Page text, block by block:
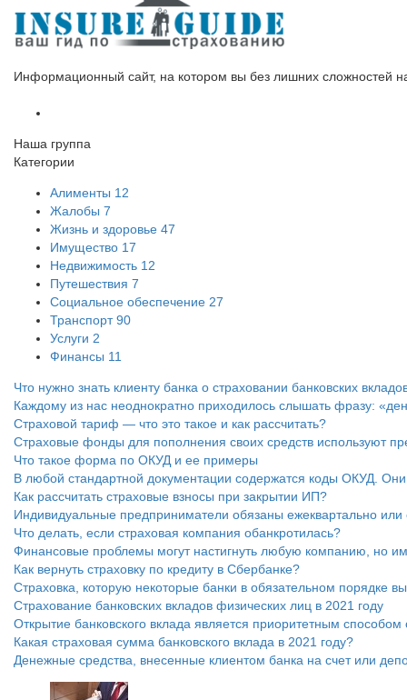
Информационный сайт, на котором вы без лишних сложностей
Наша группа
Категории
Алименты 12
Жалобы 7
Жизнь и здоровье 47
Имущество 17
Недвижимость 12
Путешествия 7
Социальное обеспечение 27
Транспорт90
Услуги 2
Финансы 11
Что нужно знать клиенту банка о страховании банковских
Каждому из нас неоднократно приходилось слышать фразу:
Страховой тариф — что это такое и как рассчитать?
Страховые фонды для пополнения своих средств используют
Что такое форма по ОКУД и ее примеры
В любой стандартной документации содержатся коды ОКУД.
Как рассчитать страховые взносы при закрытии ИП?
Индивидуальные предприниматели обязаны ежеквартально
Что делать, если страховая компания обанкротилась?
Финансовые проблемы могут настигнуть любую компанию, но
Как вернуть страховку по кредиту в Сбербанке?
Страховка, которую некоторые банки в обязательном порядке
Страхование банковских вкладов физических лиц в 2021 году
Открытие банковского вклада является приоритетным
Какая страховая сумма банковского вклада в 2021 году?
Денежные средства, внесенные клиентом банка на счет или